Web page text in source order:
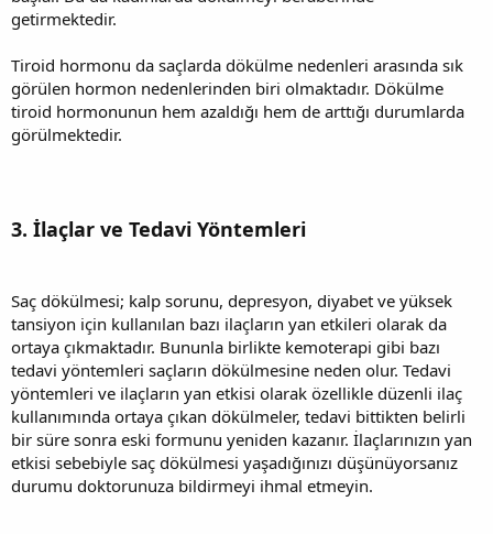
getirmektedir.
Tiroid hormonu da saçlarda dökülme nedenleri arasında sık
görülen hormon nedenlerinden biri olmaktadır. Dökülme
tiroid hormonunun hem azaldığı hem de arttığı durumlarda
görülmektedir.
3. İlaçlar ve Tedavi Yöntemleri
Saç dökülmesi; kalp sorunu, depresyon, diyabet ve yüksek
tansiyon için kullanılan bazı ilaçların yan etkileri olarak da
ortaya çıkmaktadır. Bununla birlikte kemoterapi gibi bazı
tedavi yöntemleri saçların dökülmesine neden olur. Tedavi
yöntemleri ve ilaçların yan etkisi olarak özellikle düzenli ilaç
kullanımında ortaya çıkan dökülmeler, tedavi bittikten belirli
bir süre sonra eski formunu yeniden kazanır. İlaçlarınızın yan
etkisi sebebiyle saç dökülmesi yaşadığınızı düşünüyorsanız
durumu doktorunuza bildirmeyi ihmal etmeyin.